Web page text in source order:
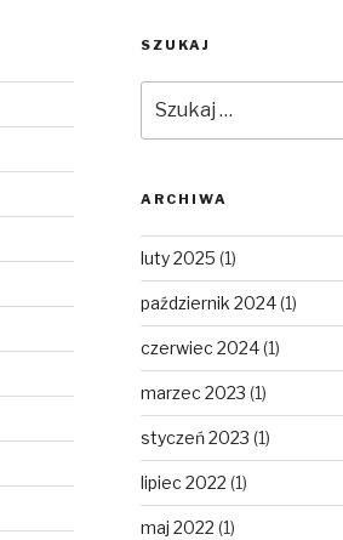
SZUKAJ
ARCHIWA
luty 2025 (1)
październik 2024(1)
czerwiec 2024(1)
marzec 2023 (1)
styczeń 2023 (1)
lipiec 2022 (1)
maj 2022 (1)